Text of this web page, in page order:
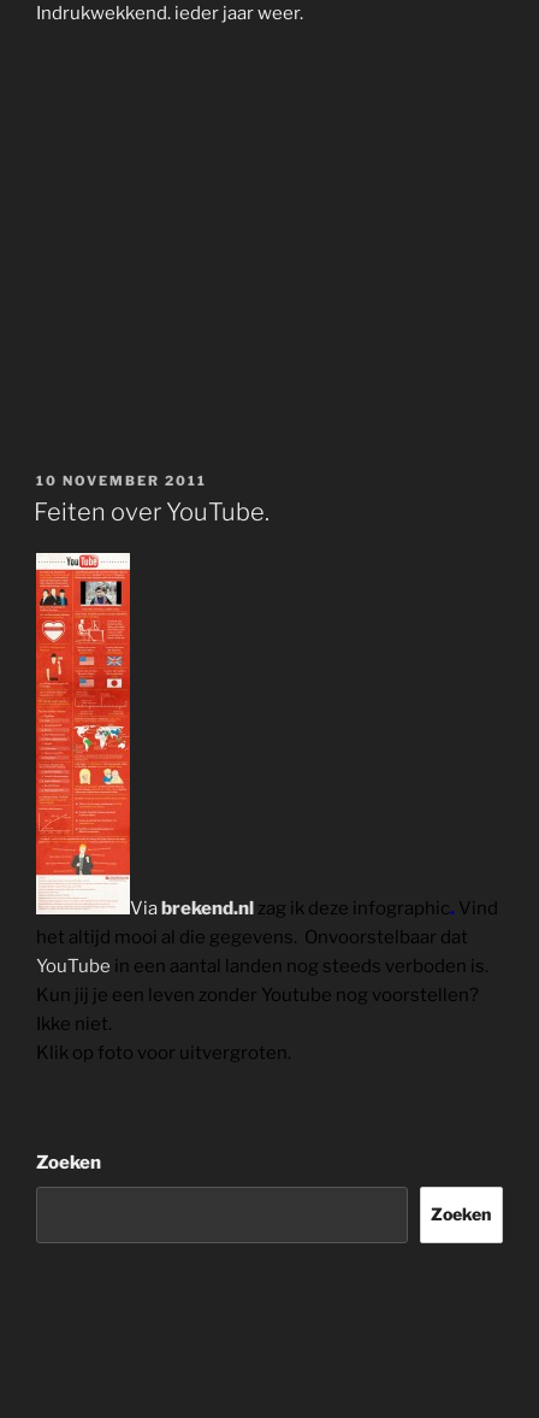
Indrukwekkend. ieder jaar weer.
GEPLAATST
OP
10 NOVEMBER 2011
Feiten over YouTube.
Viabrekend.nl zag ik deze infographic. Vind
het altijd mooi al die gegevens. Onvoorstelbaar dat
YouTube in een aantal landen nog steeds verboden is.
Kun jij je een leven zonder Youtube nog voorstellen?
Ikke niet.
Klik op foto voor uitvergroten.
Zoeken
Zoeken